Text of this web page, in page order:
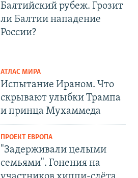
Балтийский рубеж. Грозит
ли Балтии нападение
России?
АТЛАС МИРА
Испытание Ираном. Что
скрывают улыбки Трампа
и принца Мухаммеда
ПРОЕКТ ЕВРОПА
"Задерживали целыми
семьями". Гонения на